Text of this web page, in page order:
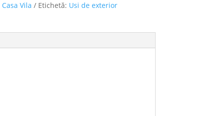
Vila
Etichetă: Usi de exterior